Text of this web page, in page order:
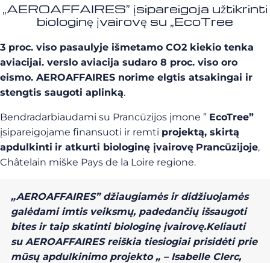
„AEROAFFAIRES” įsipareigoja užtikrinti
biologinę įvairovę su „EcoTree
3 proc. viso pasaulyje išmetamo CO2 kiekio tenka
aviacijai. verslo aviacija sudaro 8 proc. viso oro
eismo. AEROAFFAIRES norime elgtis atsakingai ir
stengtis saugoti aplinką.
Bendradarbiaudami su Prancūzijos įmone ” EcoTree”
įsipareigojame finansuoti ir remti projektą, skirtą
apdulkinti ir atkurti biologinę įvairovę Prancūzijoje,
Châtelain miške Pays de la Loire regione.
„AEROAFFAIRES” džiaugiamės ir didžiuojamės
galėdami imtis veiksmų, padedančių išsaugoti
bites ir taip skatinti biologinę įvairovę.Keliauti
su AEROAFFAIRES reiškia tiesiogiai prisidėti prie
mūsų apdulkinimo projekto „ – Isabelle Clerc,